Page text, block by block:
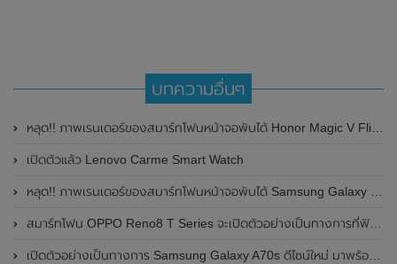
บทความอื่นๆ
หลุด!! ภาพเรนเดอร์ของสมาร์ทโฟนหน้าจอพับได้ Honor Magic V Flip ก่อนเปิดตัวเร็วๆนี้ โชว์ดีไซน์กล้องหลัง 3 ตัว และหน้าจอแสดงผลภายนอกขนาดใหญ่ขึ้น
เปิดตัวแล้ว Lenovo Carme Smart Watch
หลุด!! ภาพเรนเดอร์ของสมาร์ทโฟนหน้าจอพับได้ Samsung Galaxy Z Fold 6 โชว์ดีไซน์ของตัวเครื่องที่บาง และหน้าจอแสดงผลด้านนอกที่มีขนาดใหญ่ขึ้น
สมาร์ทโฟน OPPO Reno8 T Series จะเปิดตัวอย่างเป็นทางการที่ฟิลิปปินส์ ในวันที่ 8 กุมภาพันธ์ 2023 นี้
เปิดตัวอย่างเป็นทางการ Samsung Galaxy A70s ดีไซน์ใหม่ มาพร้อมกับกล้อง 64 MP